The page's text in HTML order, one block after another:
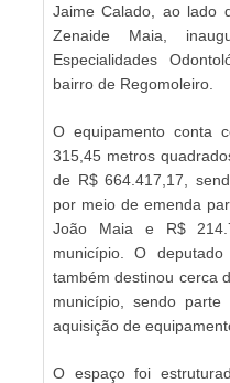
Jaime Calado, ao lado
Zenaide Maia,
Especialidades
bairro de Regomoleiro.
O equipamento conta
315,45 metros
de R$ 664.417,17,
por meio de emenda
João Maia e R$
município. O
também destinou cerca
município, sendo parte
aquisição de
O espaço foi